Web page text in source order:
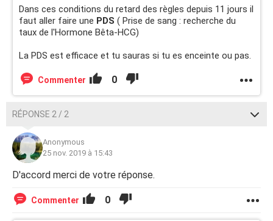
Dans ces conditions du retard des règles depuis 11 jours il
faut aller faire une PDS ( Prise de sang : recherche du
taux de l'Hormone Bêta-HCG)
La PDS est efficace et tu sauras si tu es enceinte ou pas.
Commenter 0
RÉPONSE 2 / 2
Anonymous
25 nov. 2019 à 15:43
D'accord merci de votre réponse.
Commenter 0